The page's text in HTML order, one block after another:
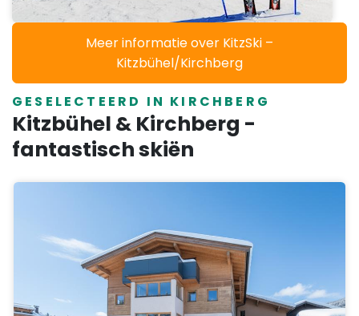
Meer informatie over KitzSki –
Kitzbühel/Kirchberg
GESELECTEERD IN KIRCHBERG
Kitzbühel & Kirchberg -
fantastisch skiën